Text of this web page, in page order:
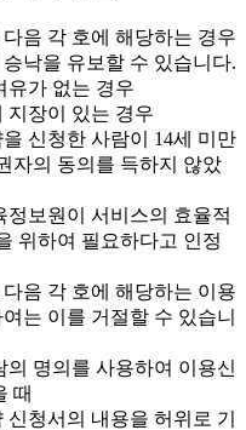
음 각 호에 해당하는 경우
낙을 유보할 수 있습니다.
유가 없는 경우
지장이 있는 경우
신청한 사람이 14세 미만
자의 동의를 득하지 않았
정보원이 서비스의 효율적
위하여 필요하다고 인정
음 각 호에 해당하는 이용
는 이를 거절할 수 있습니
의 명의를 사용하여 이용신
때
신청서의 내용을 허위로 기